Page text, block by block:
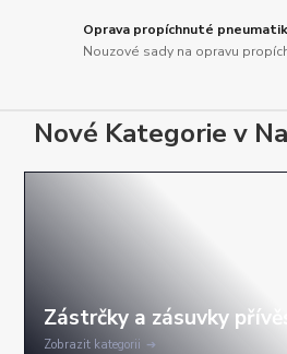
Oprava propíchnuté
Nouzové sady na opravu
Nové Kategorie v
Zobrazit kategorii